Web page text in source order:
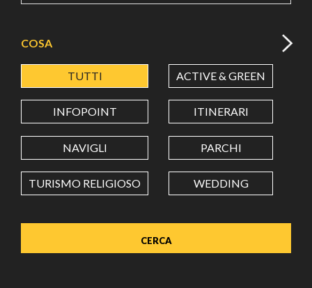
LATITUDINE
LONGITUDINE
Value in decimal degrees. Use dot (.) as decimal separator.
COSA
TUTTI ACTIVE & GREEN
INFOPOINT ITINERARI
NAVIGLI PARCHI
TURISMO RELIGIOSO WEDDING